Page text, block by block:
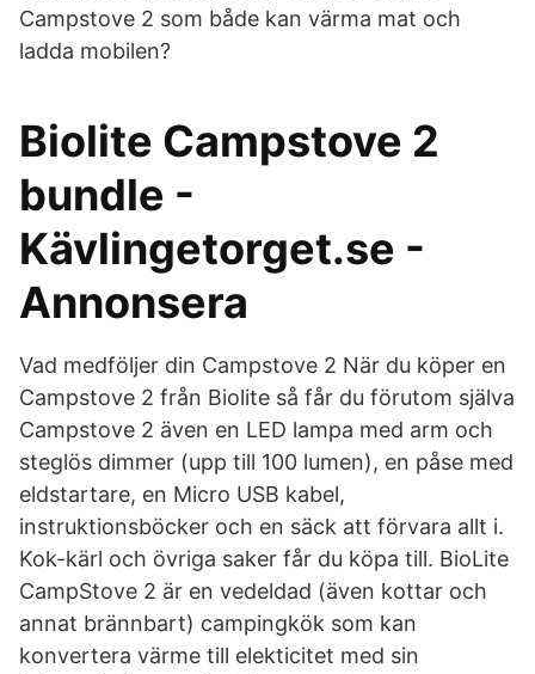
Campstove 2 som både kan värma mat och
ladda mobilen?
Biolite Campstove 2
bundle -
Kävlingetorget.se -
Annonsera
Vad medföljer din Campstove 2 När du köper en
Campstove 2 från Biolite så får du förutom själva
Campstove 2 även en LED lampa med arm och
steglös dimmer (upp till 100 lumen), en påse med
eldstartare, en Micro USB kabel,
instruktionsböcker och en säck att förvara allt i.
Kok-kärl och övriga saker får du köpa till. BioLite
CampStove 2 är en vedeldad (även kottar och
annat brännbart) campingkök som kan
konvertera värme till elekticitet med sin